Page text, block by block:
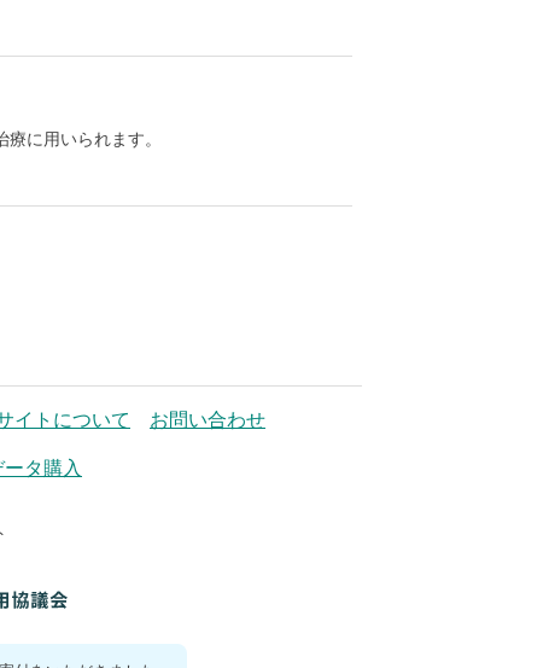
に用いられます。
イトについて お問い合わせ
ータ購入